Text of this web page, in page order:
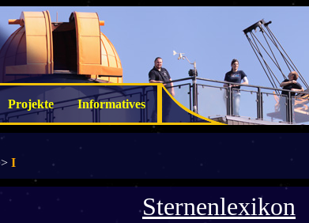
Projekte Informatives
> I
Sternenlexikon